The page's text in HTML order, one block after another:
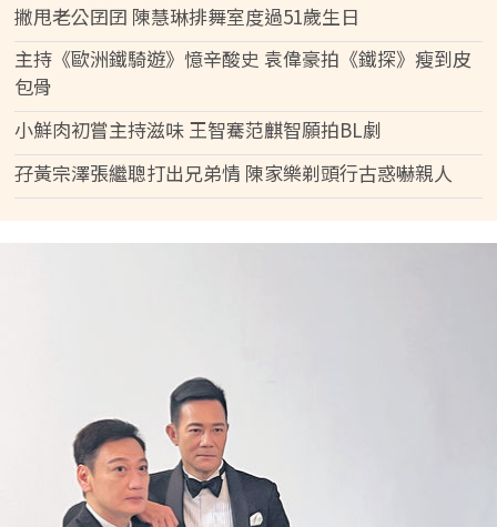
撇甩老公囝囝 陳慧琳排舞室度過51歲生日
主持《歐洲鐵騎遊》憶辛酸史 袁偉豪拍《鐵探》瘦到皮
包骨
小鮮肉初嘗主持滋味 王智騫范麒智願拍BL劇
孖黃宗澤張繼聰打出兄弟情 陳家樂剃頭行古惑嚇親人